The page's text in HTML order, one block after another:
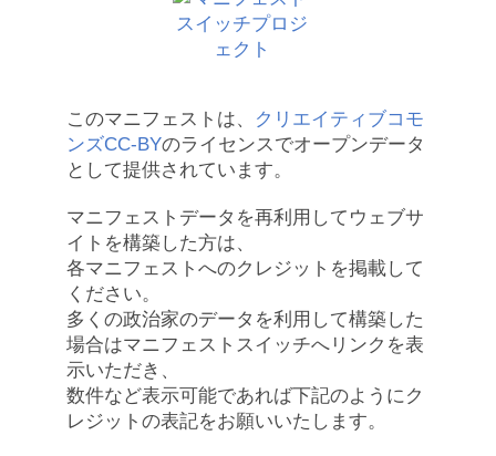
このマニフェストは、
クリエイティブコモ
ンズCC-BYのライセンスでオープンデータ
として提供されています。
マニフェストデータを再利用してウェブサ
イトを構築した方は、
各マニフェストへのクレジットを掲載して
ください。
多くの政治家のデータを利用して構築した
場合はマニフェストスイッチへリンクを表
示いただき、
数件など表示可能であれば下記のようにク
レジットの表記をお願いいたします。